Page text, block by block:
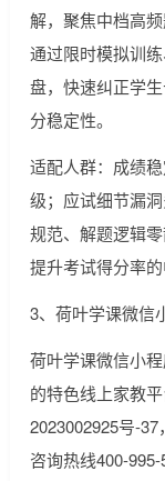
解，聚焦中档高
通过限时模拟训
盘，快速纠正学
分稳定性。
适配人群：成绩
级；应试细节漏
规范、解题逻辑
提升考试得分率的
3、荷叶学课微信
荷叶学课微信小
的特色线上家教
2023002925号-37
咨询热线400-